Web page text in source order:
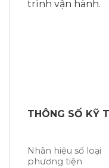
trình vận hành.
THÔNG SỐ KỸ
Nhãn hiệu số loại
ph­ương tiện